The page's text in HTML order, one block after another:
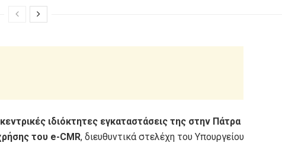
ιδιόκτητες εγκαταστάσεις της στην Πάτρα
του e-CMR, διευθυντικά στελέχη του Υπουργείου